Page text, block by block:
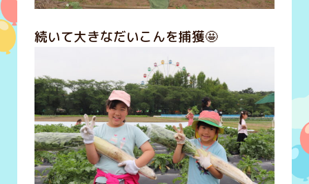
続いて大きなだいこんを捕獲🤩